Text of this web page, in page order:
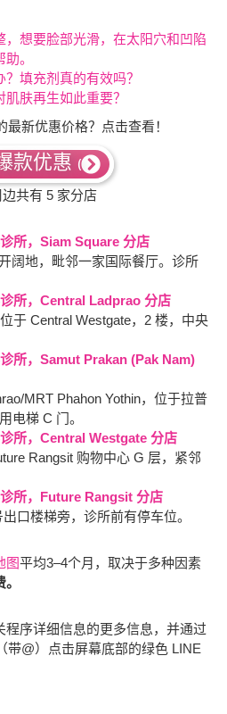
想要脸部光滑，在太阳穴和凹陷
。
填充剂真的有效吗？
肤再生如此重要？
新优惠价格？点击查看！
款优惠 (
共有 5 家分店
所，Siam Square 分店
阔地，毗邻一家国际餐厅。诊所
所，Central Ladprao 分店
于 Central Westgate，2 楼，中央
所，Samut Prakan (Pak Nam)
MRT Phahon Yothin，位于拉普
电梯 C 门。
所，Central Westgate 分店
Rangsit 购物中心 G 层，紧邻
所，Future Rangsit 分店
口楼梯旁，诊所前有停车位。
图平均3–4个月，取决于多种因素
序详细信息的更多信息，并通过
带@）点击屏幕底部的绿色 LINE